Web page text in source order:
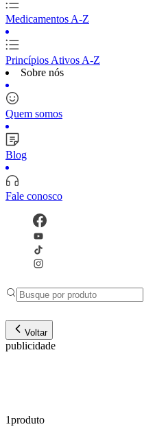
Medicamentos A-Z
Princípios Ativos A-Z
Sobre nós
Quem somos
Blog
Fale conosco
Voltar
publicidade
1produto